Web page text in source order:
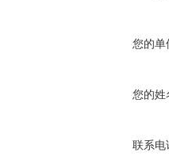
您的单
您的姓
联系电